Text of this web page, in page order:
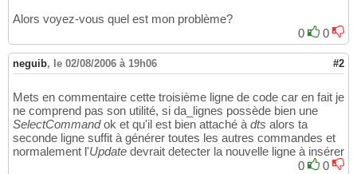
Alors voyez-vous quel est mon problème?
0
0
neguib, le 02/08/2006 à 19h06 #2
Mets en commentaire cette troisième ligne de code car en fait je
ne comprend pas son utilité, si da_lignes possède bien une
SelectCommandok et qu'il est bien attaché à dts alors ta
seconde ligne suffit à générer toutes les autres commandes et
normalement l'Update devrait detecter la nouvelle ligne à insérer
0
0